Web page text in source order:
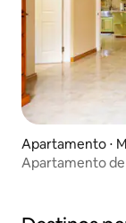
Apartamento ⋅
Apartamento